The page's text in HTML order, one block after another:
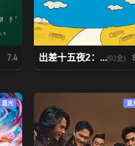
7.4 出差十五夜2：...(02全)
蓝光 蓝